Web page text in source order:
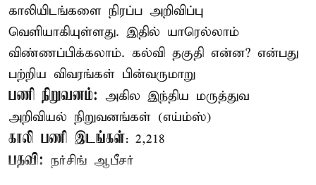
காலியிடங்களை நிரப்ப அறிவிப்பு
வெளியாகியுள்ளது. இதில் யாரெல்லாம்
விண்ணப்பிக்கலாம். கல்வி தகுதி என்ன? என்பது
பற்றிய விவரங்கள் பின்வருமாறு
பணி நிறுவனம்: அகில இந்திய மருத்துவ
அறிவியல் நிறுவனங்கள் (எய்ம்ஸ்)
காலி பணி இடங்கள்: 2,218
பதவி: நர்சிங் ஆபீசர்